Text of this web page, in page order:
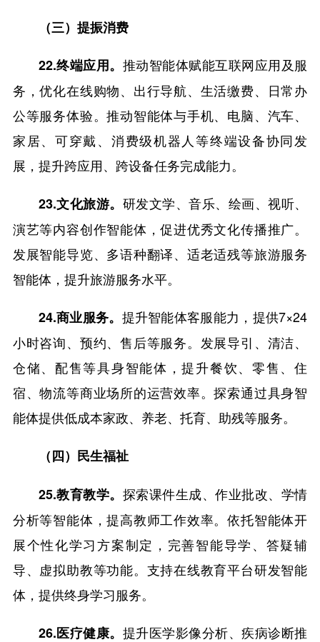
（三）提振消费
22.终端应用。 推动智能体赋能互联网应用及服
务，优化在线购物、出行导航、生活缴费、日常办
公等服务体验。推动智能体与手机、电脑、汽车、
家居、可穿戴、消费级机器人等终端设备协同发
展，提升跨应用、跨设备任务完成能力。
23.文化旅游。 研发文学、音乐、绘画、视听、
演艺等内容创作智能体，促进优秀文化传播推广。
发展智能导览、多语种翻译、适老适残等旅游服务
智能体，提升旅游服务水平。
24.商业服务。 提升智能体客服能力，提供7×24
小时咨询、预约、售后等服务。发展导引、清洁、
仓储、配售等具身智能体，提升餐饮、零售、住
宿、物流等商业场所的运营效率。探索通过具身智
能体提供低成本家政、养老、托育、助残等服务。
（四）民生福祉
25.教育教学。 探索课件生成、作业批改、学情
分析等智能体，提高教师工作效率。依托智能体开
展个性化学习方案制定，完善智能导学、答疑辅
导、虚拟助教等功能。支持在线教育平台研发智能
体，提供终身学习服务。
26.医疗健康。 提升医学影像分析、疾病诊断推